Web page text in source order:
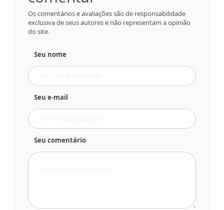
Os comentários e avaliações são de responsabilidade
exclusiva de seus autores e não representam a opinião
do site.
Seu nome
Seu e-mail
Seu comentário